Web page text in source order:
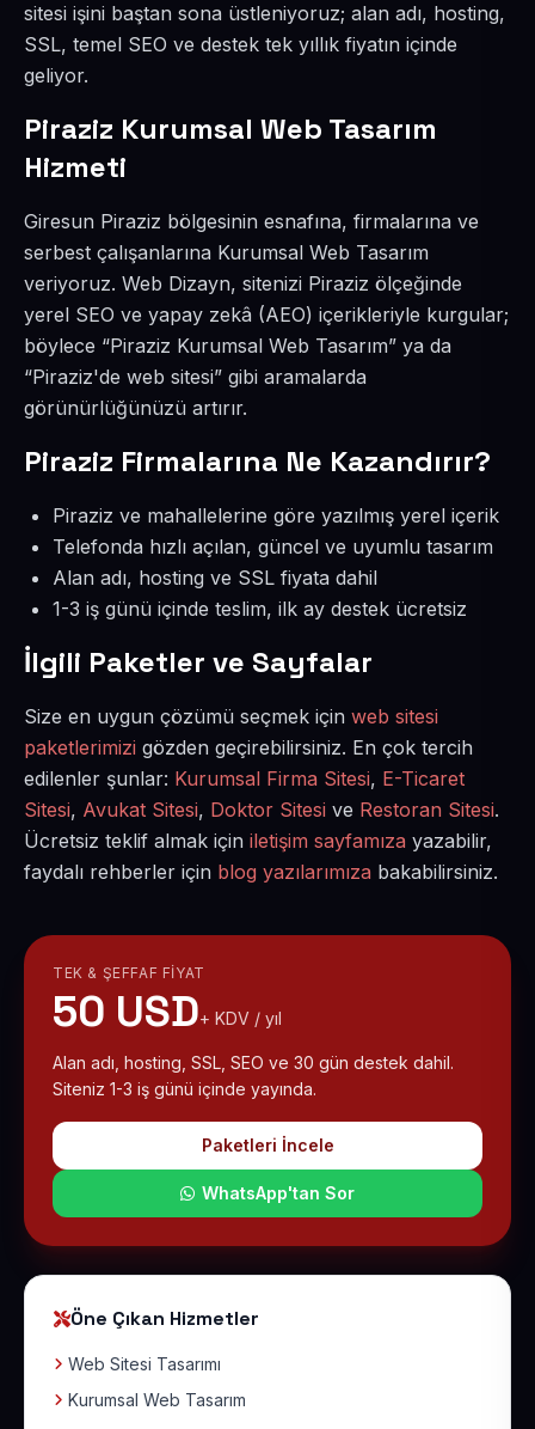
sitesi işini baştan sona üstleniyoruz; alan adı, hosting,
SSL, temel SEO ve destek tek yıllık fiyatın içinde
geliyor.
Piraziz Kurumsal Web Tasarım
Hizmeti
Giresun Piraziz bölgesinin esnafına, firmalarına ve
serbest çalışanlarına Kurumsal Web Tasarım
veriyoruz. Web Dizayn, sitenizi Piraziz ölçeğinde
yerel SEO ve yapay zekâ (AEO) içerikleriyle kurgular;
böylece “Piraziz Kurumsal Web Tasarım” ya da
“Piraziz'de web sitesi” gibi aramalarda
görünürlüğünüzü artırır.
Piraziz Firmalarına Ne Kazandırır?
Piraziz ve mahallelerine göre yazılmış yerel içerik
Telefonda hızlı açılan, güncel ve uyumlu tasarım
Alan adı, hosting ve SSL fiyata dahil
1-3 iş günü içinde teslim, ilk ay destek ücretsiz
İlgili Paketler ve Sayfalar
Size en uygun çözümü seçmek için web sitesi
paketlerimizi gözden geçirebilirsiniz. En çok tercih
edilenler şunlar: Kurumsal Firma Sitesi, E-Ticaret
Sitesi, Avukat Sitesi, Doktor Sitesi ve Restoran Sitesi.
Ücretsiz teklif almak için iletişim sayfamıza yazabilir,
faydalı rehberler için blog yazılarımıza bakabilirsiniz.
TEK & ŞEFFAF FIYAT
50 USD+ KDV / yıl
Alan adı, hosting, SSL, SEO ve 30 gün destek dahil.
Siteniz 1-3 iş günü içinde yayında.
Paketleri İncele
WhatsApp'tan Sor
Öne Çıkan Hizmetler
Web Sitesi Tasarımı
Kurumsal Web Tasarım